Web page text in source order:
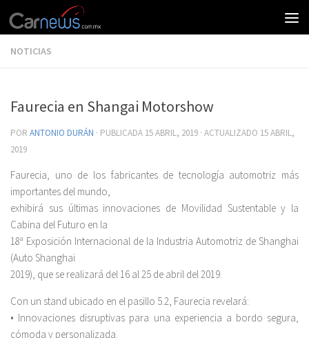
NOTICIAS
Faurecia en Shangai Motorshow
POR ANTONIO DURÁN · PUBLICADA 15 ABRIL, 2019 · ACTUALIZADO 15 ABRIL,
2019
Faurecia, uno de los fabricantes de tecnología automotriz más
importantes del mundo,
exhibirá sus últimas innovaciones de Movilidad Sustentable y la
Cabina del Futuro en la
18ª Exposición Internacional de la Industria Automotriz de Shanghai
(Auto Shanghai
2019), que se realizará del 16 al 25 de abril del 2019.
Con un stand ubicado en el pasillo 5.2, Faurecia revelará:
• Innovaciones disruptivas para una experiencia a bordo segura,
cómoda y personalizada.